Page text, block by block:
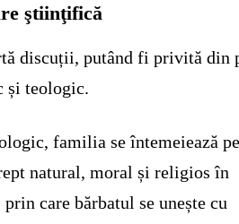
ştiinţifică
discuții, putând fi privită din
și teologic.
familia se întemeiează pe
natural, moral și religios în
care bărbatul se unește cu